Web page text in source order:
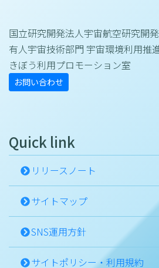
国立研究開発法人宇宙航空研究開
有人宇宙技術部門 宇宙環境利用推
きぼう利用プロモーション室
お問い合わせ
Quick link
リリースノート
サイトマップ
SNS運用方針
サイトポリシー・利用規約